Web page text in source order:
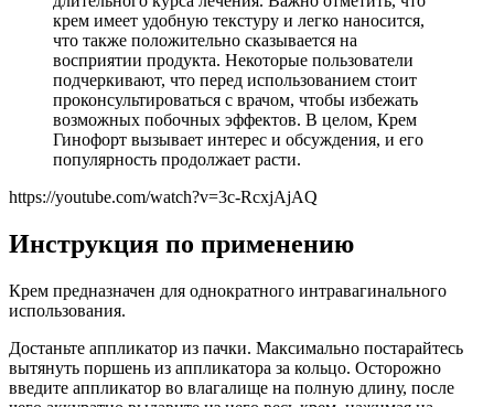
крем имеет удобную текстуру и легко наносится,
что также положительно сказывается на
восприятии продукта. Некоторые пользователи
подчеркивают, что перед использованием стоит
проконсультироваться с врачом, чтобы избежать
возможных побочных эффектов. В целом, Крем
Гинофорт вызывает интерес и обсуждения, и его
популярность продолжает расти.
https://youtube.com/watch?v=3c-RcxjAjAQ
Инструкция по применению
Крем предназначен для однократного интравагинального
использования.
Достаньте аппликатор из пачки. Максимально постарайтесь
вытянуть поршень из аппликатора за кольцо. Осторожно
введите аппликатор во влагалище на полную длину, после